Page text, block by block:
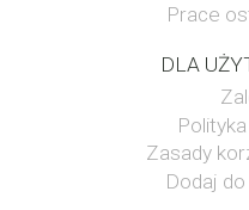
Prace
DLA
Zasady
Dodaj